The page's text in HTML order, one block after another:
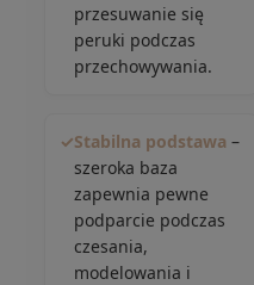
przesuwanie się
peruki podczas
przechowywania.
✓Stabilna podstawa –
szeroka baza
zapewnia pewne
podparcie podczas
czesania,
modelowania i